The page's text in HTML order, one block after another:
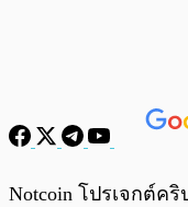
พร้อมเล่น
Notcoin โปรเจกต์ค